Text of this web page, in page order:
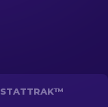
STATTRAK™